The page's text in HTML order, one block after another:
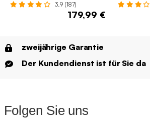
3.9 (187)
179,99 €
zweijährige Garantie
Der Kundendienst ist für Sie da
Folgen Sie uns